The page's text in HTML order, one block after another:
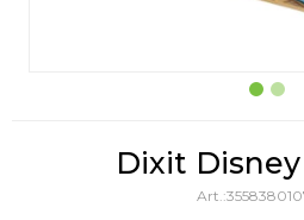
Dixit